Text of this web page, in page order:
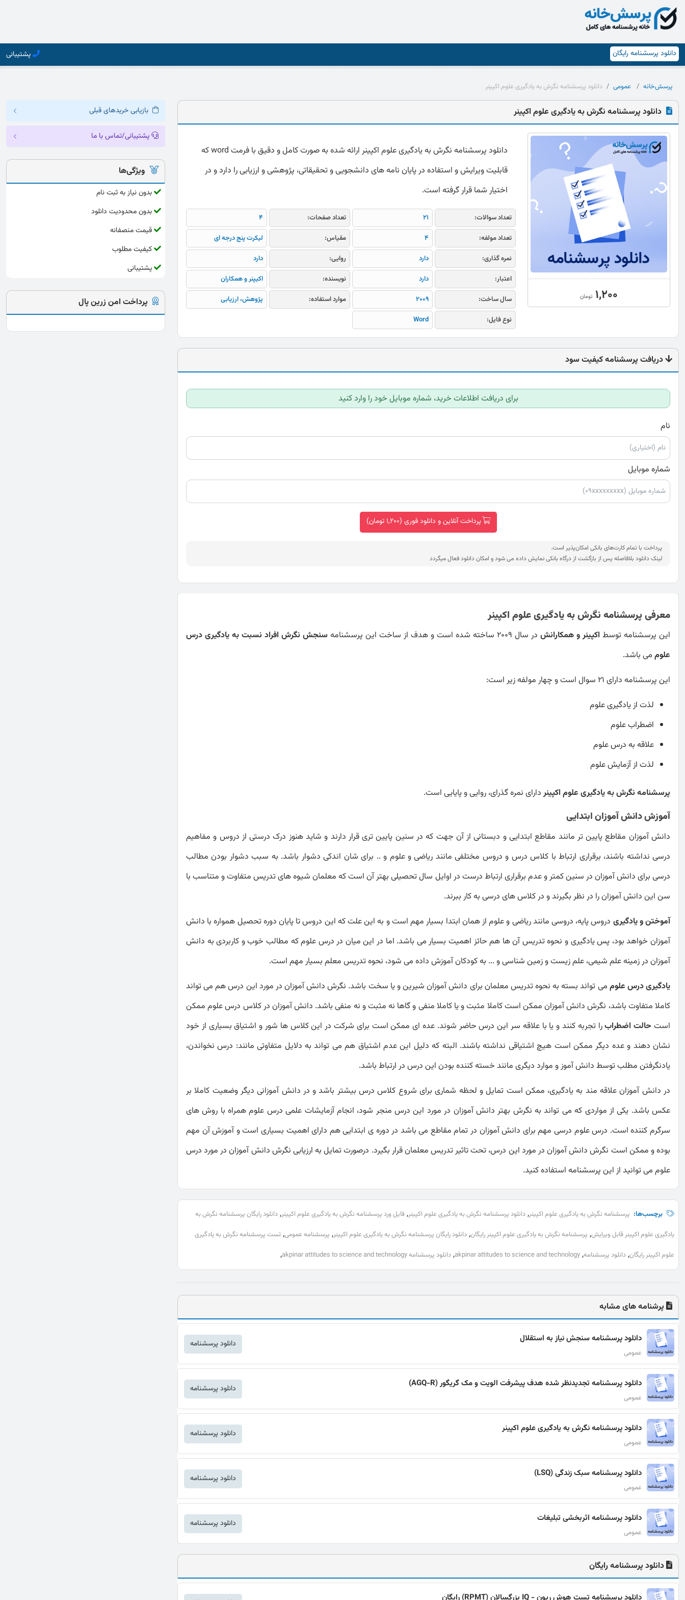
دانلود پرسشنامه رایگان پشتیبانی
پرسش‌خانه عمومی دانلود پرسشنامه نگرش به یادگیری علوم اکپینر
دانلود پرسشنامه نگرش به یادگیری علوم اکپینر
1,200 تومان
دانلود پرسشنامه نگرش به یادگیری علوم اکپینر ارائه شده به صورت کامل و دقیق با فرمت word که
قابلیت ویرایش و استفاده در پایان نامه های دانشجویی و تحقیقاتی، پژوهشی و ارزیابی را دارد و در
اختیار شما قرار گرفته است.
تعداد سوالات: 21 تعداد صفحات:
4
تعداد مولفه:
4 مقیاس:
لیکرت پنج درجه ای
نمره گذاری:
دارد روایی:
دارد
اعتبار:
دارد نویسنده:
اکیپنر و همکاران
سال ساخت:
2009 موارد استفاده:
پژوهش، ارزیابی
نوع فایل:
Word
دریافت پرسشنامه کیفیت سود
برای دریافت اطلاعات خرید، شماره موبایل خود را وارد کنید
نام
شماره موبایل
پرداخت آنلاین و دانلود فوری (1,200 تومان)
پرداخت با تمام کارت‌های بانکی امکان‌پذیر است.
لینک دانلود بلافاصله پس از بازگشت از درگاه بانکی نمایش داده می شود و امکان دانلود فعال میگردد
معرفی پرسشنامه نگرش به یادگیری علوم اکپینر
این پرسشنامه توسط اکپینر و همکارانش در سال 2009 ساخته شده است و هدف از ساخت این پرسشنامه
سنجش نگرش افراد نسبت به یادگیری درس
علوممی باشد.
این پرسشنامه دارای 21 سوال است و چهار مولفه زیر است:
لذت از یادگیری علوم
اضطراب علوم
علاقه به درس علوم
لذت از آزمایش علوم
پرسشنامه نگرش به یادگیری علوم اکپینردارای نمره گذرای، روایی و پایایی است.
آموزش دانش آموزان ابتدایی
دانش آموزان مقاطع پایین تر مانند مقاطع ابتدایی و دبستانی از آن جهت که در سنین پایین تری قرار دارند و شاید هنوز درک درستی از دروس و مفاهیم
درسی نداشته باشند، برقراری ارتباط با کلاس درس و دروس مختلفی مانند ریاضی و علوم و .. برای شان اندکی دشوار باشد. به سبب دشوار بودن مطالب
درسی برای دانش آموزان در سنین کمتر و عدم برقراری ارتباط درست در اوایل سال تحصیلی بهتر آن است که معلمان شیوه های تدریس متفاوت و متناسب با
سن این دانش آموزان را در نظر بگیرند و در کلاس های درسی به کار ببرند.
آموختن و یادگیری دروس پایه، دروسی مانند ریاضی و علوم از همان ابتدا بسیار مهم است و به این علت که این دروس تا پایان دوره تحصیل همواره با دانش
آموزان خواهد بود، پس یادگیری و نحوه تدریس آن ها هم حائز اهمیت بسیار می باشد. اما در این میان در درس علوم که مطالب خوب و کاربردی به دانش
آموزان در زمینه علم شیمی، علم زیست و زمین شناسی و ... به کودکان آموزش داده می شود، نحوه تدریس معلم بسیار مهم است.
یادگیری درس علوممی تواند بسته به نحوه تدریس معلمان برای دانش آموزان شیرین و یا سخت باشد. نگرش دانش آموزان در مورد این درس هم می تواند
کاملا متفاوت باشد، نگرش دانش آموزان ممکن است کاملا مثبت و یا کاملا منفی و گاها نه مثبت و نه منفی باشد. دانش آموزان در کلاس درس علوم ممکن
استحالت اضطرابرا تجربه کنند و یا با علاقه سر این درس حاضر شوند. عده ای ممکن است برای شرکت در این کلاس ها شور و اشتیاق بسیاری از خود
نشان دهند و عده دیگر ممکن است هیچ اشتیاقی نداشته باشند. البته که دلیل این عدم اشتیاق هم می تواند به دلایل متفاوتی مانند: درس نخواندن،
یادنگرفتن مطلب توسط دانش آموز و موارد دیگری مانند خسته کننده بودن این درس در ارتباط باشد.
در دانش آموزان علاقه مند به یادگیری، ممکن است تمایل و لحظه شماری برای شروع کلاس درس بیشتر باشد و در دانش آموزانی دیگر وضعیت کاملا بر
عکس باشد. یکی از مواردی که می تواند به نگرش بهتر دانش آموزان در مورد این درس منجر شود، انجام آزمایشات علمی درس علوم همراه با روش های
سرگرم کننده است. درس علوم درسی مهم برای دانش آموزان در تمام مقاطع می باشد در دوره ی ابتدایی هم دارای اهمیت بسیاری است و آموزش آن مهم
بوده و ممکن است نگرش دانش آموزان در مورد این درس، تحت تاثیر تدریس معلمان قرار بگیرد. درصورت تمایل به ارزیابی نگرش دانش آموزان در مورد درس
علوم می توانید از این پرسشنامه استفاده کنید.
برچسب‌ها: پرسشنامه نگرش به یادگیری علوم اکپینر, دانلود پرسشنامه نگرش به یادگیری علوم اکپینر, فایل ورد پرسشنامه نگرش به یادگیری علوم اکپینر, دانلود رایگان پرسشنامه نگرش به
یادگیری علوم اکپینر قابل ویرایش, پرسشنامه نگرش به یادگیری علوم اکپینر رایگان, دانلود رایگان پرسشنامه نگرش به یادگیری علوم اکپینر, پرسشنامه عمومی, تست پرسشنامه نگرش به یادگیری
علوم اکپینر رایگان, دانلود پرسشنامه,
akpinar attitudes to science and technology
, دانلود پرسشنامه akpinar attitudes to science and technology ,
پرشنامه های مشابه
دانلود پرسشنامه سنجش نیاز به استقلال
عمومی
دانلود پرسشنامه
دانلود پرسشنامه تجدیدنظر شده هدف پیشرفت الویت و مک گریگور (AGQ-R)
عمومی
دانلود پرسشنامه
دانلود پرسشنامه نگرش به یادگیری علوم اکپینر
عمومی
دانلود پرسشنامه
دانلود پرسشنامه سبک زندگی (LSQ)
عمومی
دانلود پرسشنامه
دانلود پرسشنامه اثربخشی تبلیغات
عمومی
دانلود پرسشنامه
دانلود پرسشنامه رایگان
بازیابی خریدهای قبلی
پشتیبانی/تماس با ما
ویژگی‌ها
بدون نیاز به ثبت نام
بدون محدودیت دانلود
قیمت منصفانه
کیفیت مطلوب
پشتیبانی
پرداخت امن زرین پال